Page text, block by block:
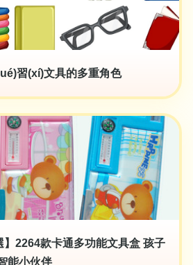
習(xí)文具的多重角色
】2264款卡通多功能文具盒 孩子
能小伙伴